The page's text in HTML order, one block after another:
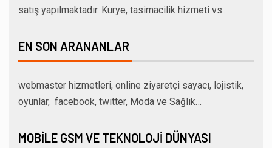
satış yapılmaktadır. Kurye, tasimacilik hizmeti vs..
EN SON ARANANLAR
webmaster hizmetleri, online ziyaretçi sayacı, lojistik,
oyunlar, facebook, twitter, Moda ve Sağlık…
MOBILE GSM VE TEKNOLOJI DÜNYASI